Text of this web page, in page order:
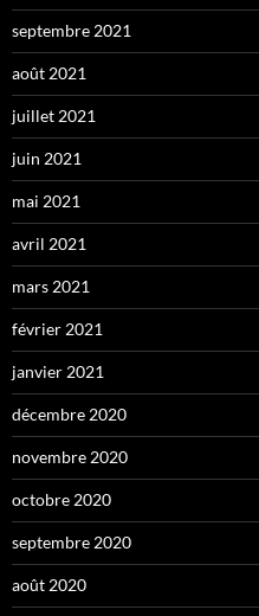
septembre 2021
août 2021
juillet 2021
juin 2021
mai 2021
avril 2021
mars 2021
février 2021
janvier 2021
décembre 2020
novembre 2020
octobre 2020
septembre 2020
août 2020